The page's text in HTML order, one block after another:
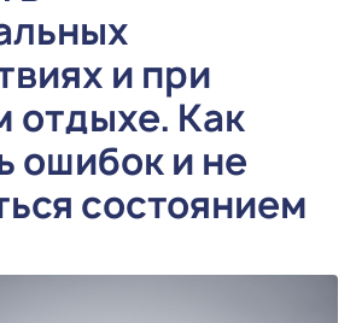
и при
отдыхе. Как
ошибок и не
состоянием